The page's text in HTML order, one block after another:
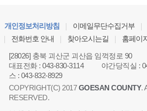
개인정보처리방침 이메일무단수집거부
전화번호 안내
찾아오시는길 홈페이
[28026] 충북 괴산군 괴산읍 임꺽정로 90
대표전화:043-830-3114 야간당직실 :
스 : 043-832-8929
COPYRIGHT(C) 2017GOESAN COUNTY.
RESERVED.